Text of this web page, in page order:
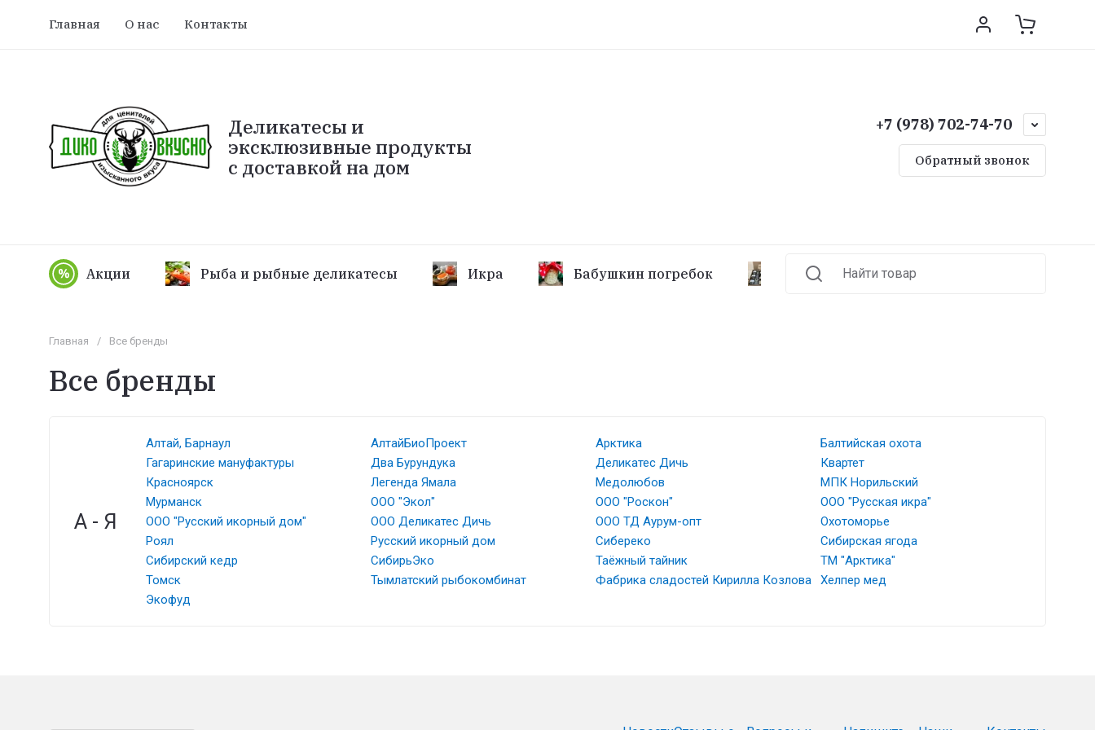
Главная О нас Контакты
Деликатесы и
эксклюзивные продукты
с доставкой на дом
+7 (978) 702-74-70
Обратный звонок
Акции Рыба и рыбные деликатесы Икра Бабушкин погребок Мясные деликатесы из дичи
Найти товар
Главная / Все бренды
Все бренды
А - Я
Алтай, Барнаул АлтайБиоПроект Арктика
Балтийская охота
Гагаринские мануфактуры
Два Бурундука Деликатес Дичь
Квартет
Красноярск
Легенда Ямала Медолюбов
МПК Норильский
Мурманск
ООО "Экол" ООО "Роскон"
ООО "Русская икра"
ООО "Русский икорный дом"
ООО Деликатес Дичь ООО ТД Аурум-опт
Охотоморье
Роял
Русский икорный дом Сибереко
Сибирская ягода
Сибирский кедр
СибирьЭко Таёжный тайник
ТМ "Арктика"
Томск
Тымлатский рыбокомбинат Фабрика сладостей Кирилла Козлова
Хелпер мед
Экофуд